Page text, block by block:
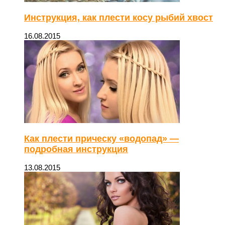
Инструкция, как плести косу рыбий хвост
16.08.2015
Как плести прическу «водопад» —
подробная инструкция
13.08.2015